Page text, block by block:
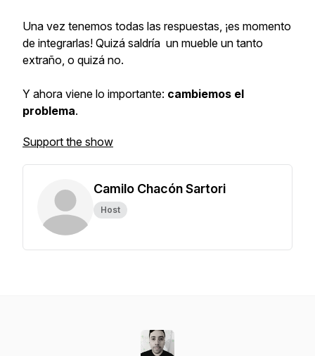
Una vez tenemos todas las respuestas, ¡es momento
de integrarlas! Quizá saldría un mueble un tanto
extraño, o quizá no.
Y ahora viene lo importante: cambiemos el
problema.
Support the show
Camilo Chacón Sartori
Host